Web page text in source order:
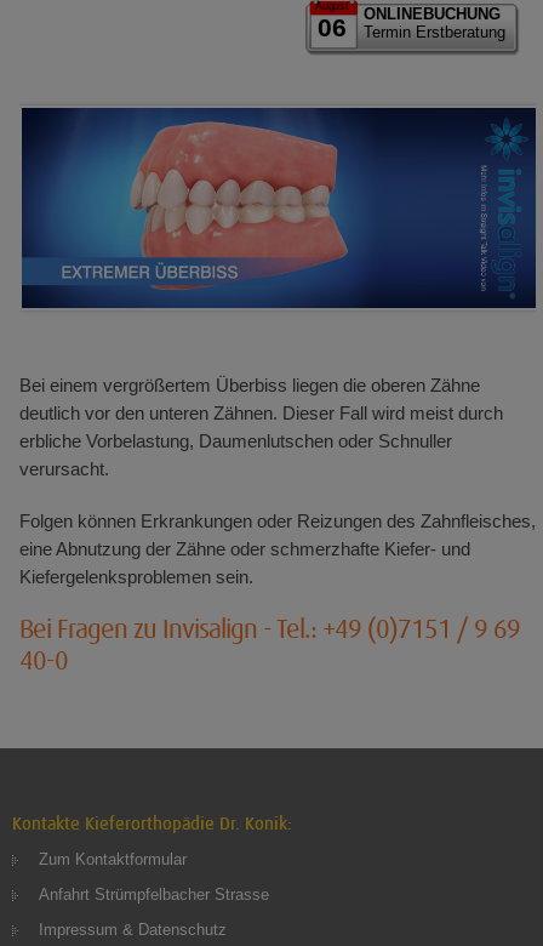
August
06
ONLINEBUCHUNG
Termin Erstberatung
Bei einem vergrößertem Überbiss liegen die oberen Zähne
deutlich vor den unteren Zähnen. Dieser Fall wird meist durch
erbliche Vorbelastung, Daumenlutschen oder Schnuller
verursacht.
Folgen können Erkrankungen oder Reizungen des Zahnfleisches,
eine Abnutzung der Zähne oder schmerzhafte Kiefer- und
Kiefergelenksproblemen sein.
Bei Fragen zu Invisalign - Tel.: +49 (0)7151 / 9 69
40-0
Kontakte Kieferorthopädie Dr. Konik:
Zum Kontaktformular
Anfahrt Strümpfelbacher Strasse
Impressum & Datenschutz